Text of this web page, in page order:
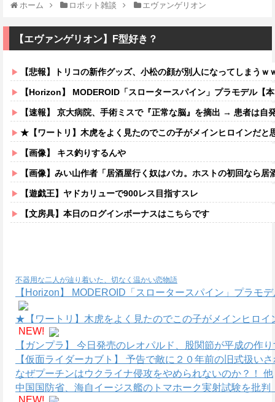
ホーム ロボット雑談 エヴァンゲリオン
【エヴァンゲリオン】F型好き？
【悲報】トリコの新作グッズ、小松の顔が別人になってしまうｗ
【Horizon】 MODEROID「スロータースパイン」プラモデル【
【速報】 京大病院、手術ミスで『正常な脳』を摘出 → 患者は自
★【ワートリ】木虎をよく見たのでこの子がメインヒロインだと思ってたら、
【画像】 キス釣りするんや
【画像】みい山作者「居酒屋行く奴はバカ。ホストの初回なら居酒屋より安く飲
【遊戯王】ヤドカリューで900レス目指すスレ
【文房具】本日のログインボーナスはこちらです
不器用な二人が辿り着いた、切なく温かい恋物語
【Horizon】 MODEROID「スロータースパイン」プラモ
★【ワートリ】木虎をよく見たのでこの子がメインヒロ
NEW!
【ガンプラ】 今日発売のレオパルド、股関節が平成の作
【仮面ライダーカブト】 予告で敵に２０年前の旧式扱い
なぜプーチンはウクライナ侵攻をやめられないのか？！ 他
中国国防省、海自イージス艦のトマホーク実射試験を批
NEW!